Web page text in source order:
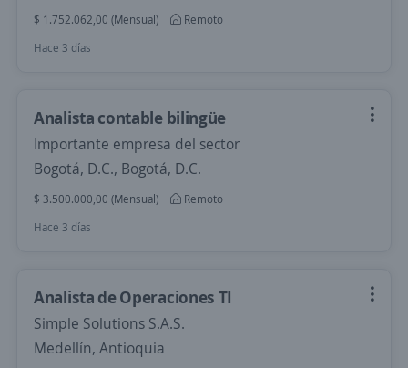
$ 1.752.062,00 (Mensual)
Remoto
Hace 3 días
Analista contable bilingüe
Importante empresa del sector
Bogotá, D.C., Bogotá, D.C.
$ 3.500.000,00 (Mensual)
Remoto
Hace 3 días
Analista de Operaciones TI
Simple Solutions S.A.S.
Medellín, Antioquia